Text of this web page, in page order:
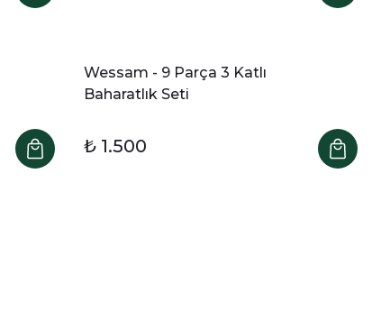
Wessam - 9 Parça 3 Katlı
Baharatlık Seti
₺ 1.500